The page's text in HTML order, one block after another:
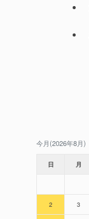
今月(2026年8月)
日 月
2 3